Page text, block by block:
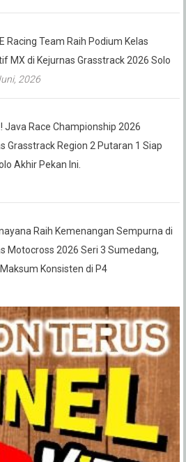
Racing Team Raih Podium Kelas
MX di Kejurnas Grasstrack 2026 Solo
2026
Java Race Championship 2026
Grasstrack Region 2 Putaran 1 Siap
Akhir Pekan Ini.
Raih Kemenangan Sempurna di
Motocross 2026 Seri 3 Sumedang,
Konsisten di P4